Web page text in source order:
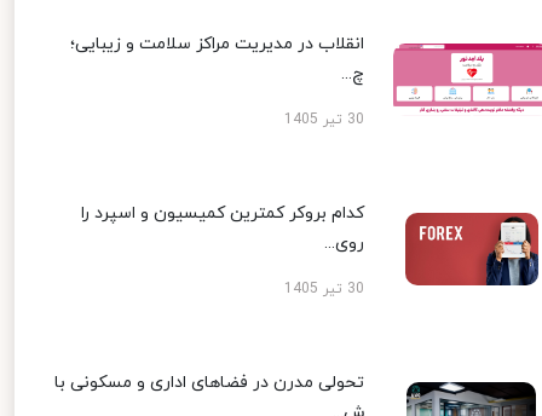
انقلاب در مدیریت مراکز سلامت و زیبایی؛
چ...
30 تیر 1405
کدام بروکر کمترین کمیسیون و اسپرد را
روی...
30 تیر 1405
تحولی مدرن در فضاهای اداری و مسکونی با